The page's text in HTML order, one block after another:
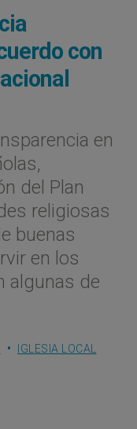
con
en
del Plan
religiosas
buenas
en los
algunas de
IGLESIA LOCAL